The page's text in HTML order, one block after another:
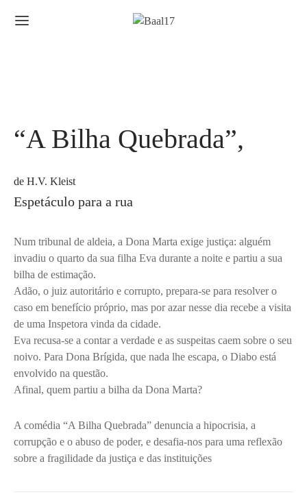
“A Bilha Quebrada”,
de H.V. Kleist
Espetáculo para a rua
Num tribunal de aldeia, a Dona Marta exige justiça: alguém
invadiu o quarto da sua filha Eva durante a noite e partiu a sua
bilha de estimação.
Adão, o juiz autoritário e corrupto, prepara-se para resolver o
caso em benefício próprio, mas por azar nesse dia recebe a visita
de uma Inspetora vinda da cidade.
Eva recusa-se a contar a verdade e as suspeitas caem sobre o seu
noivo. Para Dona Brígida, que nada lhe escapa, o Diabo está
envolvido na questão.
Afinal, quem partiu a bilha da Dona Marta?
A comédia “A Bilha Quebrada” denuncia a hipocrisia, a
corrupção e o abuso de poder, e desafia-nos para uma reflexão
sobre a fragilidade da justiça e das instituições